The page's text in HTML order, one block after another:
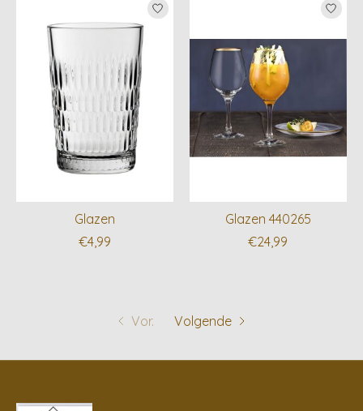
Glazen
€4,99
Glazen 440265
€24,99
Vor. Volgende